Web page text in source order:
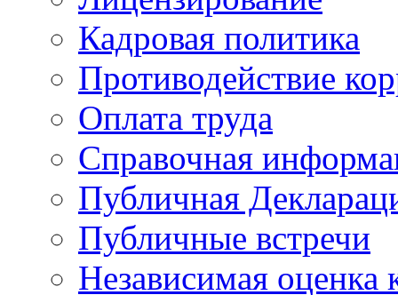
Кадровая политика
Противодействие
Оплата труда
Справочная
Публичная
Публичные встречи
Независимая оценка